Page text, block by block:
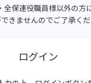
保連役職員様以外の方
きませんのでご了承くだ
ログイン